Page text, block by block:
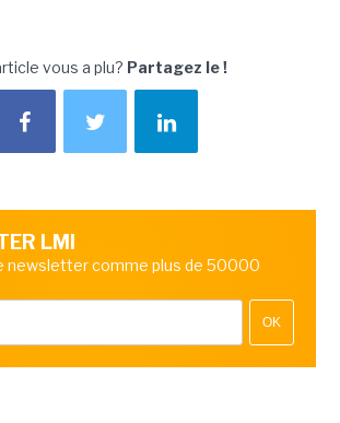
vous a plu? Partagez le !
LMI
newsletter comme plus de 50000
OK